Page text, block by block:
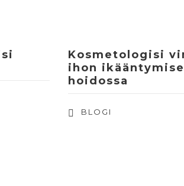
Kosmetologisi
ihon
hoidossa
BLOGI